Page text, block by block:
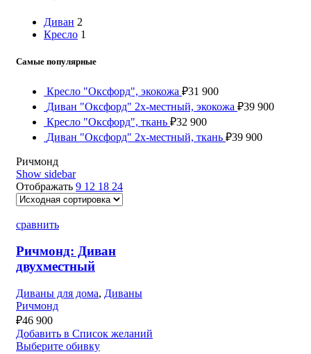
Диван 2
Кресло 1
Самые популярные
Кресло "Оксфорд", экокожа ₽31 900
Диван "Оксфорд" 2х-местный, экокожа ₽39 900
Кресло "Оксфорд", ткань ₽32 900
Диван "Оксфорд" 2х-местный, ткань ₽39 900
Ричмонд
Show sidebar
Отображать 9 12 18 24
сравнить
Ричмонд: Диван
двухместный
Диваны для дома, Диваны
Ричмонд
₽46 900
Добавить в Список желаний
Выберите обивку